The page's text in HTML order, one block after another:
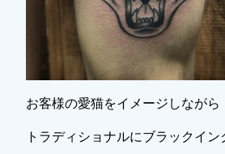
お客様の愛猫をイメージしながら
トラディショナルにブラックイン